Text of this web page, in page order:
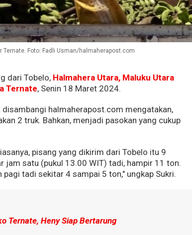
Ternate. Foto: Fadli Usman/halmaherapost.com
dari Tobelo, Halmahera Utara, Maluku Utara
Ternate, Senin 18 Maret 2024.
halmaherapost.com mengatakan,
2 truk. Bahkan, menjadi pasokan yang cukup
pisang yang dikirim dari Tobelo itu 9
jam satu (pukul 13.00 WIT) tadi, hampir 11 ton.
tadi sekitar 4 sampai 5 ton," ungkap Sukri.
Ternate, Heny Siap Bertarung